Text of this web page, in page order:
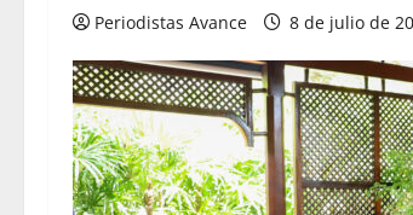
Periodistas Avance 8 de julio de